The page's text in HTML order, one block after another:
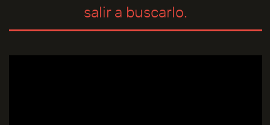
salir a buscarlo.